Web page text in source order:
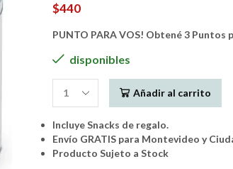
$440
PUNTO PARA VOS! Obtené 3
disponibles
Pate
i/d
Gato
Cuidado
Añadir al carrito
Incluye Snacks de regalo.
Envío GRATIS para Montevideo y
Producto Sujeto a Stock